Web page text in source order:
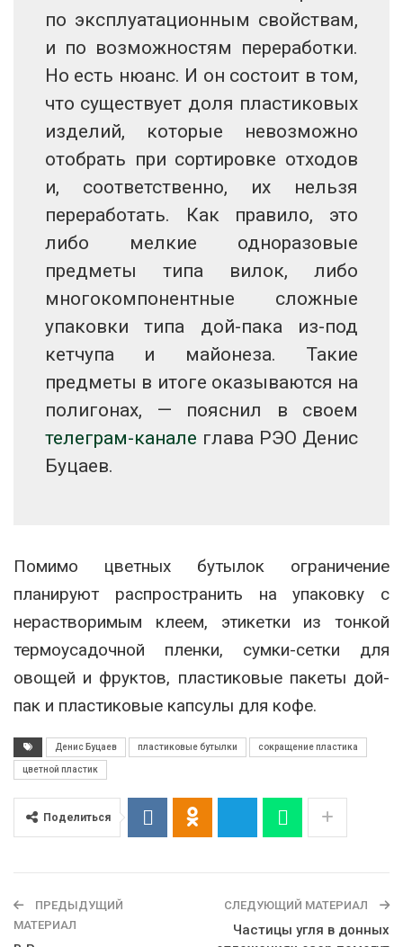
по эксплуатационным свойствам,
и по возможностям переработки.
Но есть нюанс. И он состоит в том,
что существует доля пластиковых
изделий, которые невозможно
отобрать при сортировке отходов
и, соответственно, их нельзя
переработать. Как правило, это
либо мелкие одноразовые
предметы типа вилок, либо
многокомпонентные сложные
упаковки типа дой-пака из-под
кетчупа и майонеза. Такие
предметы в итоге оказываются на
полигонах, — пояснил в своем
телеграм-канале глава РЭО Денис
Буцаев.
Помимо цветных бутылок ограничение
планируют распространить на упаковку с
нерастворимым клеем, этикетки из тонкой
термоусадочной пленки, сумки-сетки для
овощей и фруктов, пластиковые пакеты дой-
пак и пластиковые капсулы для кофе.
Денис Буцаев пластиковые бутылки сокращение пластика
цветной пластик
Поделиться
ПРЕДЫДУЩИЙ
МАТЕРИАЛ
СЛЕДУЮЩИЙ МАТЕРИАЛ
Частицы угля в донных